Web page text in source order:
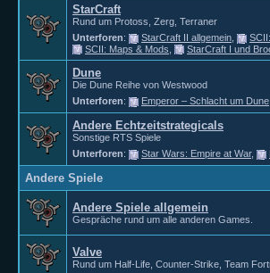
StarCraft
Rund um Protoss, Zerg, Terraner
Unterforen: StarCraft II allgemein
SCII: Maps & Mods
StarCraft I und
Dune
Die Dune Reihe von Westwood
Unterforen: Emperor – Schlacht um Dune
Andere Echtzeitstrategicals
Sonstige RTS Spiele
Unterforen: Star Wars: Empire at War,
Andere Spiele
Andere Spiele allgemein
Gespräche rund um alle anderen Games.
Valve
Rund um Half-Life, Counter-Strike, Team